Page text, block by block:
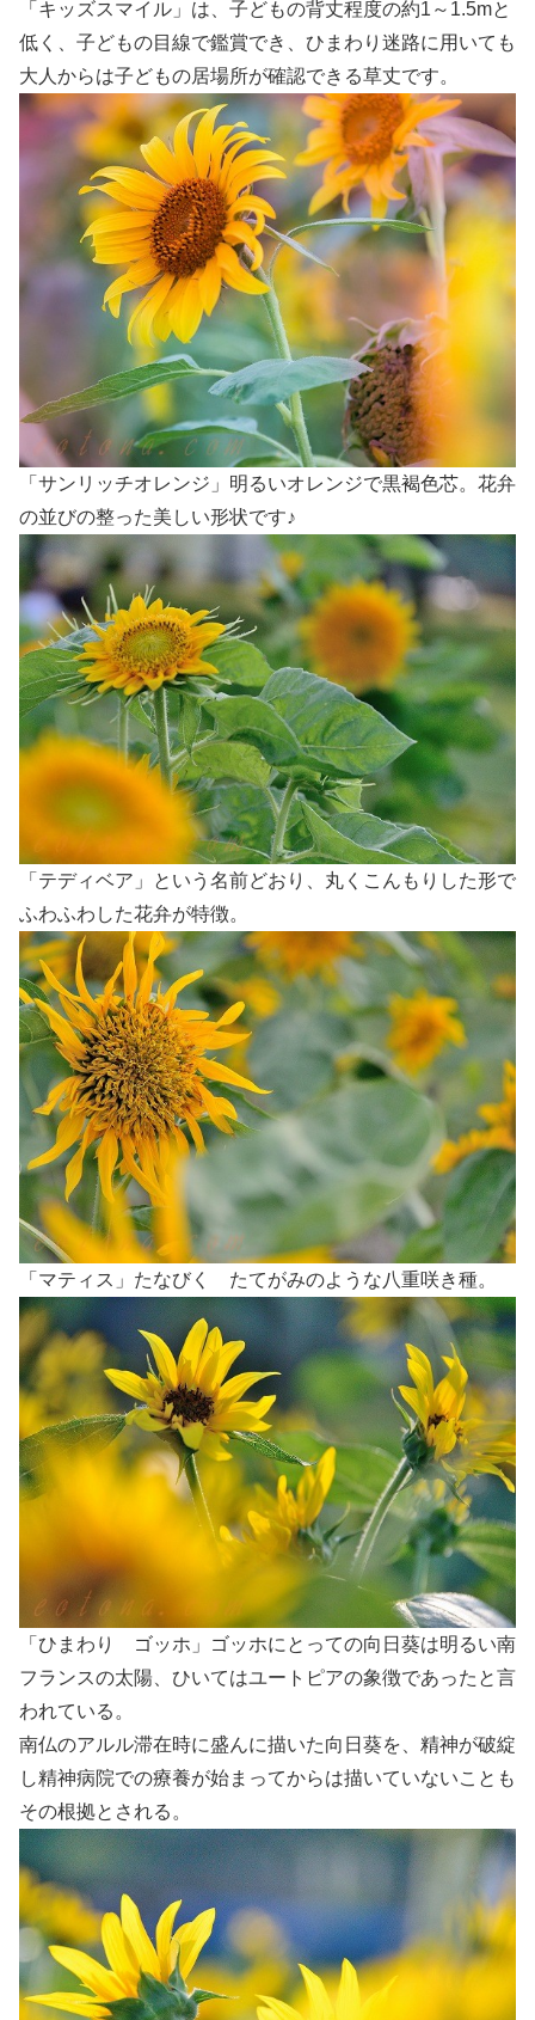
「キッズスマイル」は、子どもの背丈程度の約1～1.5mと
低く、子どもの目線で鑑賞でき、ひまわり迷路に用いても
大人からは子どもの居場所が確認できる草丈です。
「サンリッチオレンジ」明るいオレンジで黒褐色芯。花弁
の並びの整った美しい形状です♪
「テディベア」という名前どおり、丸くこんもりした形で
ふわふわした花弁が特徴。
「マティス」たなびく たてがみのような八重咲き種。
「ひまわり ゴッホ」ゴッホにとっての向日葵は明るい南
フランスの太陽、ひいてはユートピアの象徴であったと言
われている。
南仏のアルル滞在時に盛んに描いた向日葵を、精神が破綻
し精神病院での療養が始まってからは描いていないことも
その根拠とされる。